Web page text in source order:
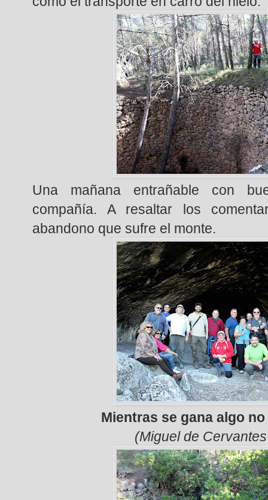
Una mañana entrañable con
compañía. A resaltar los
abandono que sufre el monte.
Mientras se gana algo
(Miguel de